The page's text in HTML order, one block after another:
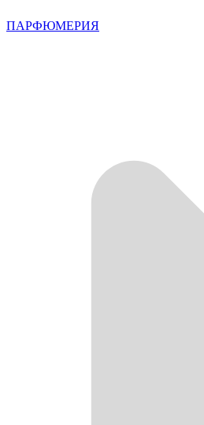
ПАРФЮМЕРИЯ